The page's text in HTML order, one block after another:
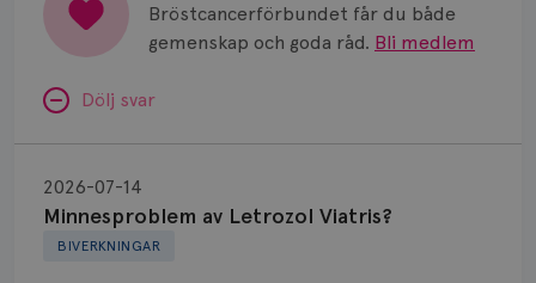
Bröstcancerförbundet får du både
gemenskap och goda råd. Bli medlem
Dölj svar
BIVERKNINGAR
Minnesproblem av Letrozol Viatris?
2026-07-14
Letrozol
Viatris?